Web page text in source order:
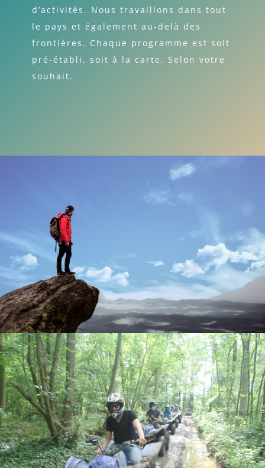
d’activités. Nous travaillons dans tout
le pays et également au-delà des
frontières. Chaque programme est soit
pré-établi, soit à la carte. Selon votre
souhait.